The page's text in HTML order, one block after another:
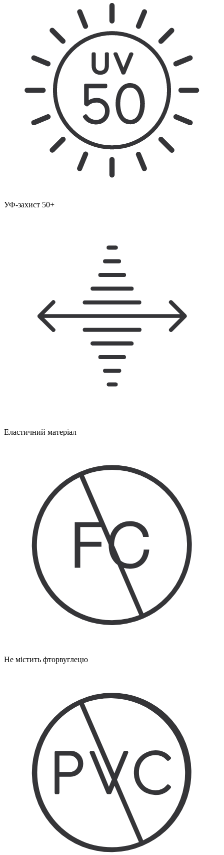
УФ-захист 50+
Еластичний матеріал
Не містить фторвуглецю